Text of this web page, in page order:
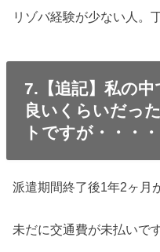
リゾバ経験が少ない人。
7.【追記】私の
良いくらいだっ
トですが・・・・
派遣期間終了後1年2ヶ月
未だに交通費が未払いです